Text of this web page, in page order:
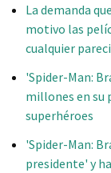
La demanda
motivo las
cualquier
'Spider-Man:
millones en su
superhéroes
'Spider-Man:
presidente' y